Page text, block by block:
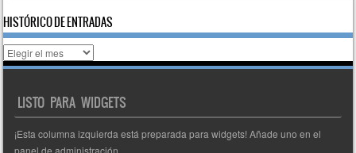
HISTÓRICO DE ENTRADAS
Histórico
de
LISTO PARA WIDGETS
¡Esta columna izquierda está preparada para widgets! Añade uno en el
panel de administración.